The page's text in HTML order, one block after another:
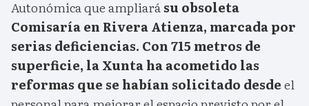
Autonómica que ampliarásu obsoleta
Comisaría en Rivera Atienza, marcada por
serias deficiencias. Con 715 metros de
superficie, la Xunta ha acometido las
reformas que se habían solicitado desdeel